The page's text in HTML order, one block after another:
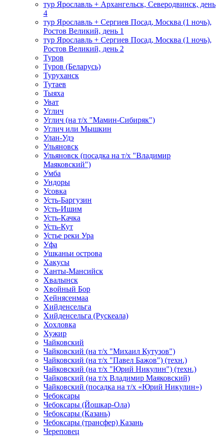
тур Ярославль + Архангельск, Северодвинск, день
4
тур Ярославль + Сергиев Посад, Москва (1 ночь),
Ростов Великий, день 1
тур Ярославль + Сергиев Посад, Москва (1 ночь),
Ростов Великий, день 2
Туров
Туров (Беларусь)
Туруханск
Тутаев
Тыяха
Уват
Углич
Углич (на т/х "Мамин-Сибиряк")
Углич или Мышкин
Улан-Удэ
Ульяновск
Ульяновск (посадка на т/х "Владимир
Маяковский")
Умба
Ундоры
Усовка
Усть-Баргузин
Усть-Ишим
Усть-Качка
Усть-Кут
Устье реки Ура
Уфа
Ушканьи острова
Хакусы
Ханты-Мансийск
Хвалынск
Хвойный Бор
Хейнясенмаа
Хийденсельга
Хийденсельга (Рускеала)
Хохловка
Хужир
Чайковский
Чайковский (на т/х "Михаил Кутузов")
Чайковский (на т/х "Павел Бажов") (техн.)
Чайковский (на т/х "Юрий Никулин") (техн.)
Чайковский (на т/х Владимир Маяковский)
Чайковский (посадка на т/х «Юрий Никулин»)
Чебоксары
Чебоксары (Йошкар-Ола)
Чебоксары (Казань)
Чебоксары (трансфер) Казань
Череповец